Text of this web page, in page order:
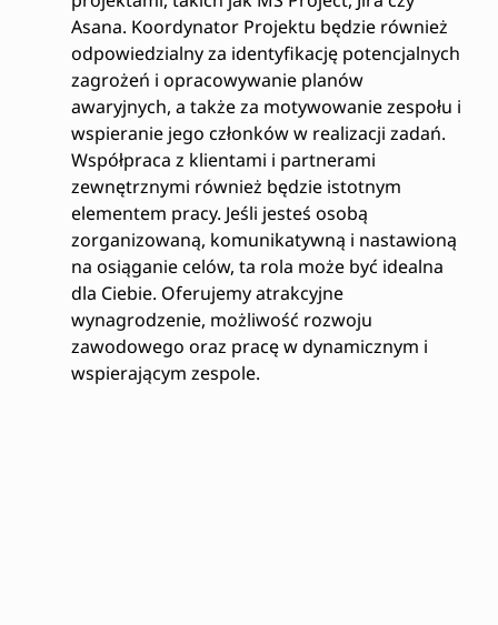
Asana. Koordynator Projektu będzie również
odpowiedzialny za identyfikację potencjalnych
zagrożeń i opracowywanie planów
awaryjnych, a także za motywowanie zespołu i
wspieranie jego członków w realizacji zadań.
Współpraca z klientami i partnerami
zewnętrznymi również będzie istotnym
elementem pracy. Jeśli jesteś osobą
zorganizowaną, komunikatywną i nastawioną
na osiąganie celów, ta rola może być idealna
dla Ciebie. Oferujemy atrakcyjne
wynagrodzenie, możliwość rozwoju
zawodowego oraz pracę w dynamicznym i
wspierającym zespole.